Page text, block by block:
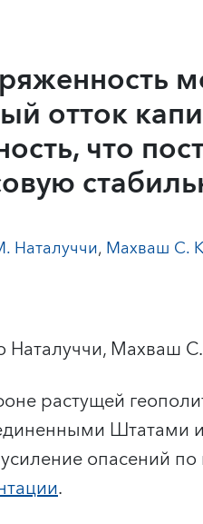
отток
что
Наталуччи,Махваш С.
Махваш
растущей
Штатами
опасений
.